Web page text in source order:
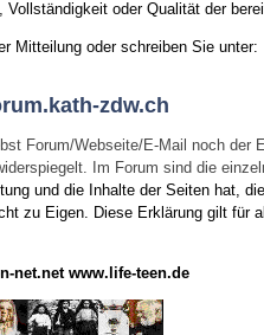
oder Qualität der
Mitteilung oder schreiben Sie unter:
zdw.ch
Forum/Webseite/E-Mail noch
Im Forum sind die
und die Inhalte der Seiten hat,
zu Eigen. Diese Erklärung gilt für
net.net www.life-teen.de